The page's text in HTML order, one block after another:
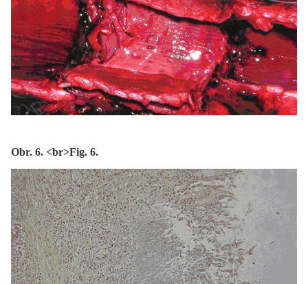
Obr. 6. <br>Fig. 6.